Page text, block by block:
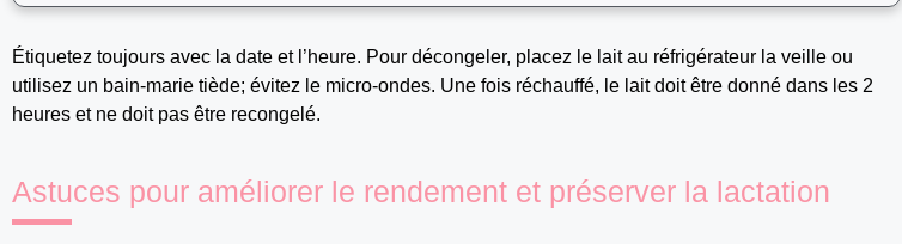
Étiquetez toujours avec la date et l’heure. Pour décongeler, placez le lait au réfrigérateur la veille ou
utilisez un bain-marie tiède; évitez le micro-ondes. Une fois réchauffé, le lait doit être donné dans les 2
heures et ne doit pas être recongelé.
Astuces pour améliorer le rendement et préserver la lactation